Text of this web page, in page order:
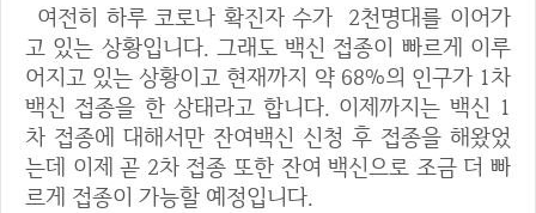
여전히 하루 코로나 확진자 수가 2천명대를 이어가
고 있는 상황입니다. 그래도 백신 접종이 빠르게 이루
어지고 있는 상황이고 현재까지 약 68%의 인구가 1차
백신 접종을 한 상태라고 합니다. 이제까지는 백신 1
차 접종에 대해서만 잔여백신 신청 후 접종을 해왔었
는데 이제 곧 2차 접종 또한 잔여 백신으로 조금 더 빠
르게 접종이 가능할 예정입니다.